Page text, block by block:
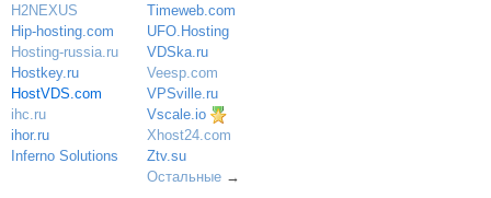
H2NEXUS
Hip-hosting.com
Hosting-russia.ru
Hostkey.ru
HostVDS.com
ihc.ru
ihor.ru
Inferno Solutions
Timeweb.com
UFO.Hosting
VDSka.ru
Veesp.com
VPSville.ru
Vscale.io
Xhost24.com
Ztv.su
Остальные→